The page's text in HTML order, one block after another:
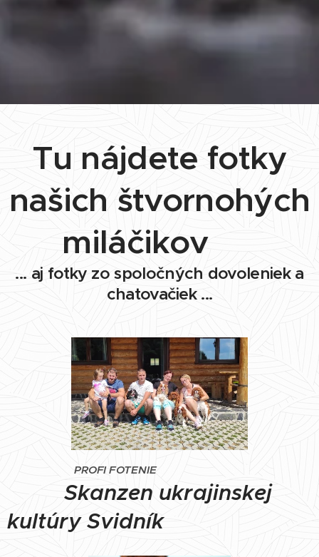
Tu nájdete fotky
našich štvornohých
miláčikov 🐶
... aj fotky zo spoločných dovoleniek a
chatovačiek ...
PROFI FOTENIE
Skanzen ukrajinskej
kultúry Svidník